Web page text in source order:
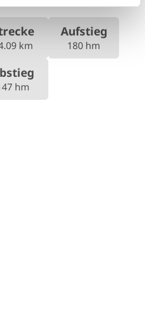
km
Aufstieg
180 hm
hm